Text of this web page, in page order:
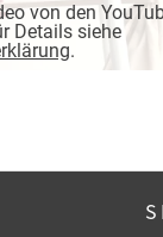
von den
Details siehe
.